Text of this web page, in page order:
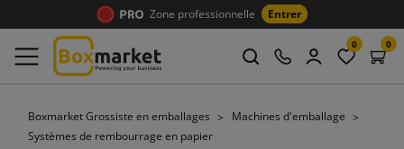
Zone professionnelle Entrer
0 0
Boxmarket Grossiste en emballages
Machines d'emballage
Systèmes de rembourrage en papier